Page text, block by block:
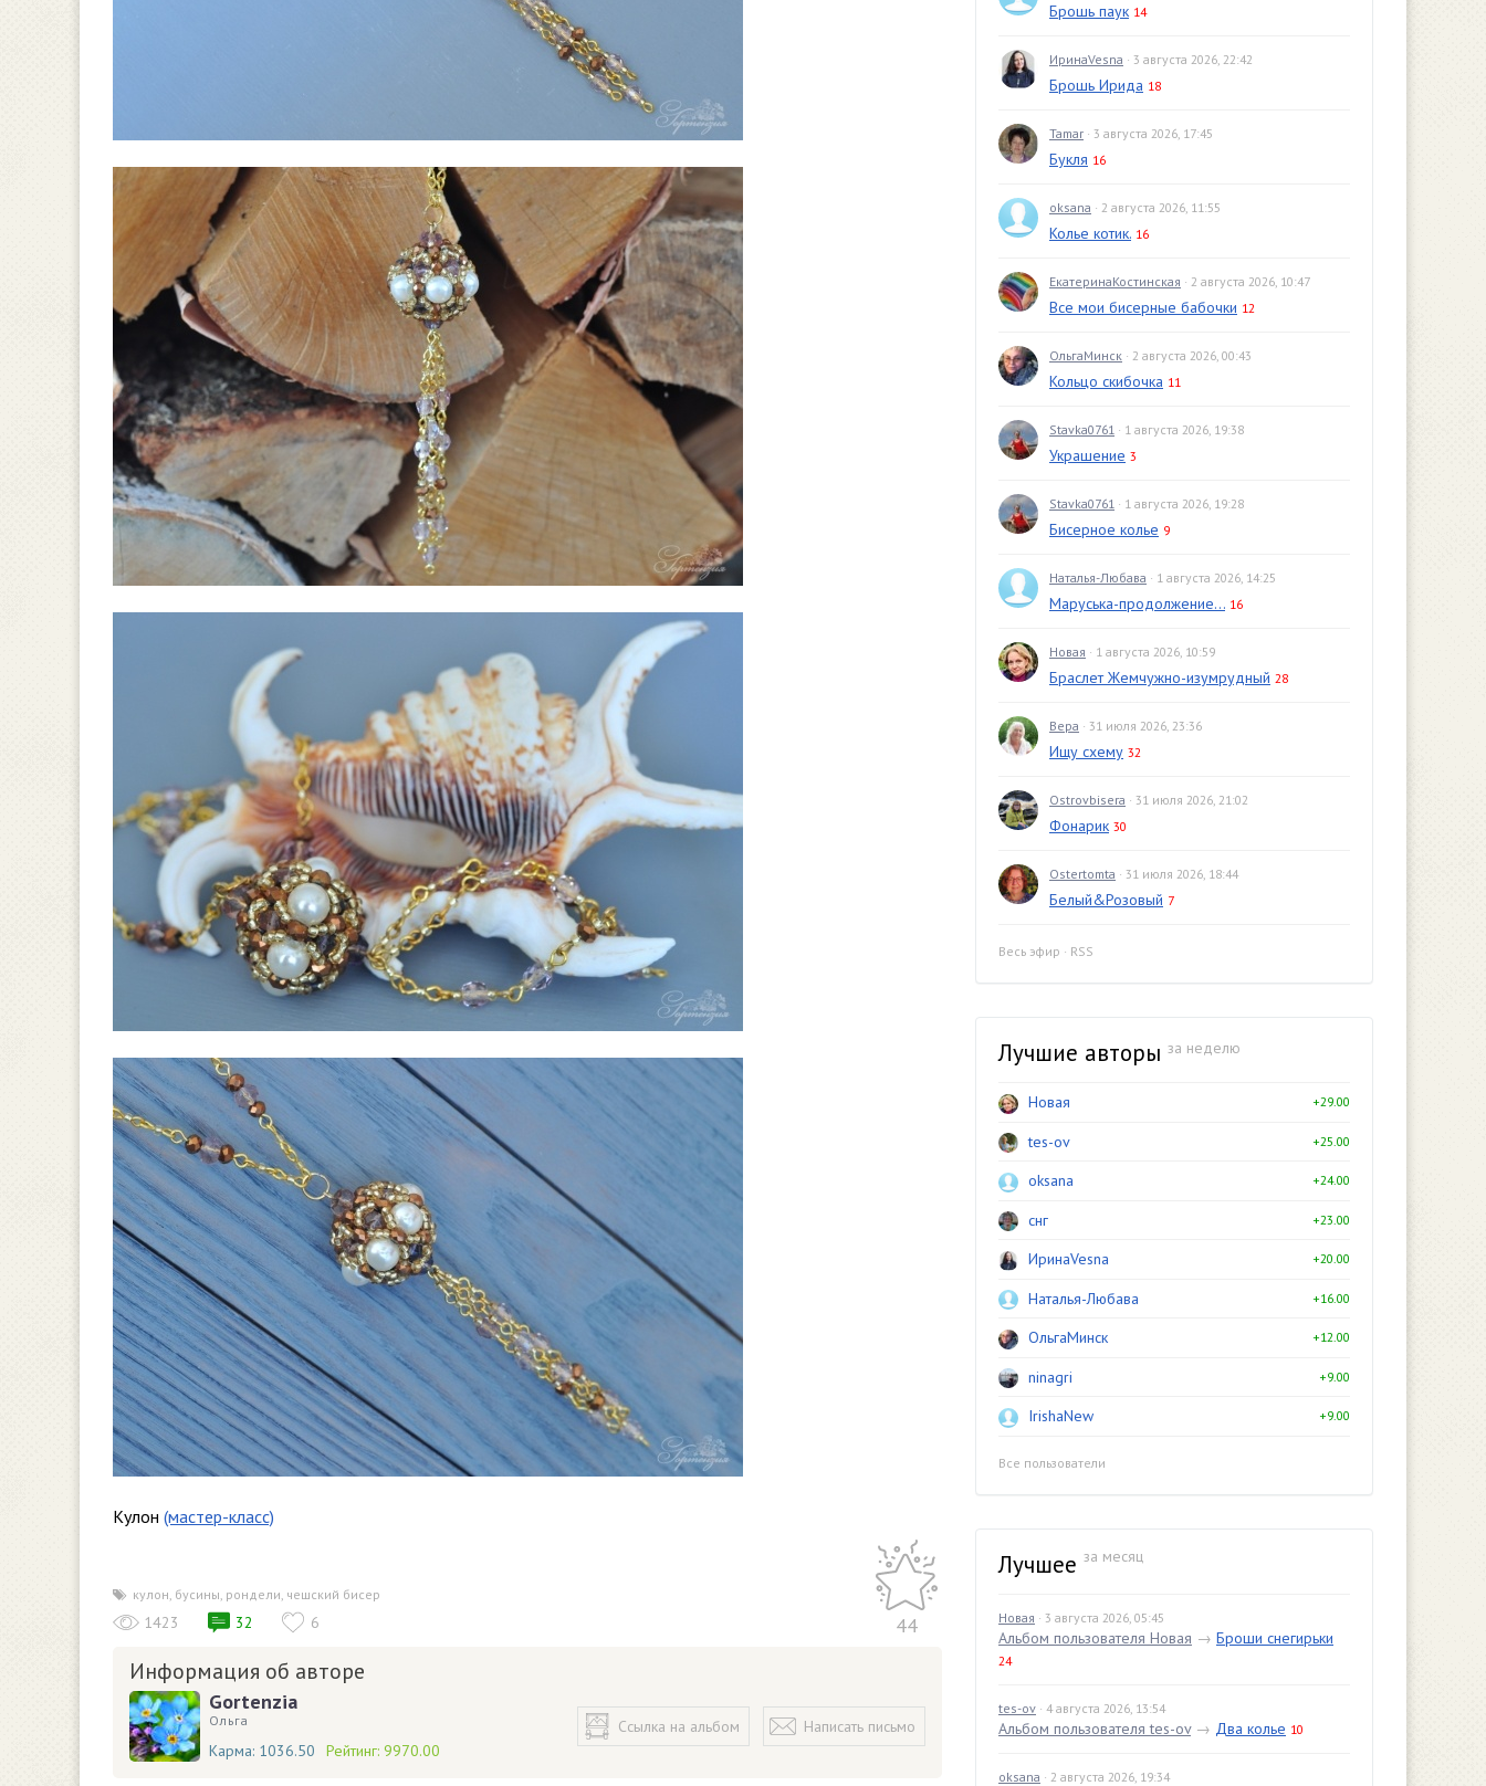
Кулон (мастер-класс)
кулон, бусины, рондели, чешский бисер
44
1423 32 6
Информация об авторе
Gortenzia
Ольга
Карма: 1036.50 Рейтинг: 9970.00
Ссылка на альбом Написать письмо
Брошь паук 14
ИринаVesna · 3 августа 2026, 22:42
Брошь Ирида 18
Tamar · 3 августа 2026, 17:45
Букля 16
oksana · 2 августа 2026, 11:55
Колье котик. 16
ЕкатеринаКостинская · 2 августа 2026, 10:47
Все мои бисерные бабочки 12
ОльгаМинск · 2 августа 2026, 00:43
Кольцо скибочка 11
Stavka0761 · 1 августа 2026, 19:38
Украшение 3
Stavka0761 · 1 августа 2026, 19:28
Бисерное колье 9
Наталья-Любава · 1 августа 2026, 14:25
Маруська-продолжение... 16
Новая · 1 августа 2026, 10:59
Браслет Жемчужно-изумрудный 28
Вера · 31 июля 2026, 23:36
Ищу схему 32
Ostrovbisera · 31 июля 2026, 21:02
Фонарик 30
Ostertomta · 31 июля 2026, 18:44
Белый&Розовый 7
Весь эфир · RSS
Лучшие авторы за неделю
Новая +29.00
tes-ov +25.00
oksana +24.00
снг +23.00
ИринаVesna +20.00
Наталья-Любава +16.00
ОльгаМинск +12.00
ninagri +9.00
IrishaNew +9.00
Все пользователи
Лучшее за месяц
Новая · 3 августа 2026, 05:45
Альбом пользователя Новая → Броши снегирьки
24
tes-ov · 4 августа 2026, 13:54
Альбом пользователя tes-ov→ Два колье 10
oksana · 2 августа 2026, 19:34